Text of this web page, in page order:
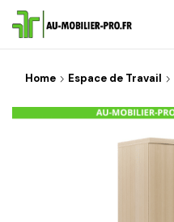
Home Espace de Travail